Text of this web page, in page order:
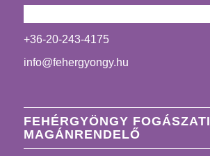
+36-20-243-4175
info@fehergyongy.hu
FEHÉRGYÖNGY FOGÁSZATI
MAGÁNRENDELŐ